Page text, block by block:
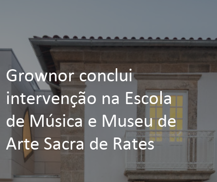
Grownor conclui
intervenção na Escola
de Música e Museu de
Arte Sacra de Rates